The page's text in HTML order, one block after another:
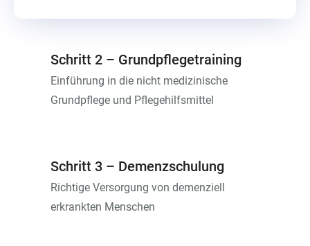
Schritt 2 – Grundpflegetraining
Einführung in die nicht medizinische
Grundpflege und Pflegehilfsmittel
Schritt 3 – Demenzschulung
Richtige Versorgung von demenziell
erkrankten Menschen